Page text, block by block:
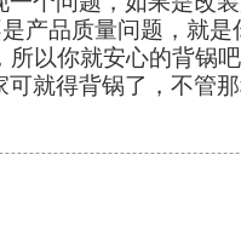
产品质量问题，就是
所以你就安心的背锅吧
就得背锅了，不管